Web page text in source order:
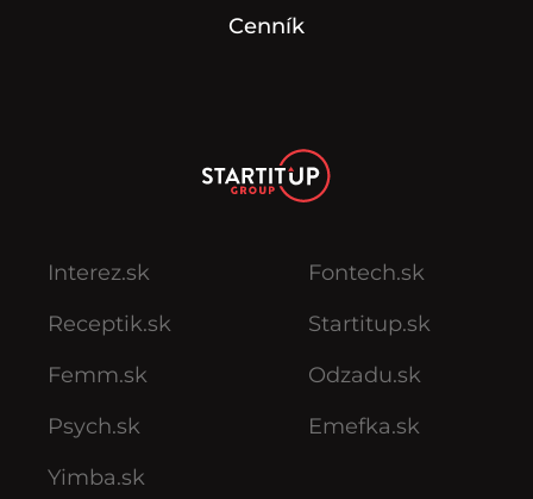
Cenník
Interez.sk
Receptik.sk
Femm.sk
Psych.sk
Yimba.sk
Fontech.sk
Startitup.sk
Odzadu.sk
Emefka.sk